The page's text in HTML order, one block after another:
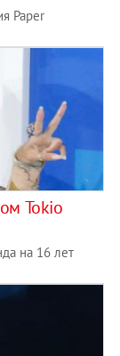
Paper
Tokio
на 16 лет